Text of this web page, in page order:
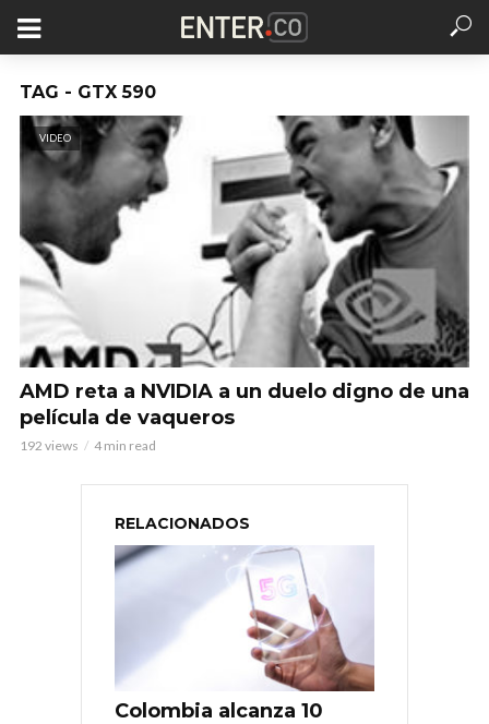
TAG - GTX 590
VIDEO
AMD reta a NVIDIA a un duelo digno de una
película de vaqueros
192 views 4 min read
RELACIONADOS
Colombia alcanza 10